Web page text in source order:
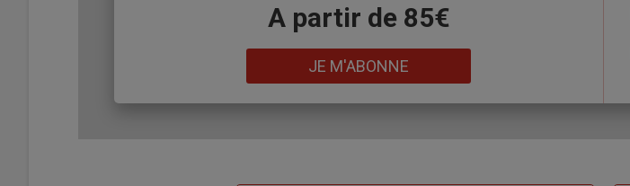
A partir de 85€
JE M'ABONNE